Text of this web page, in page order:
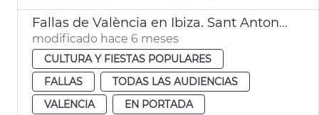
Fallas de València en Ibiza. Sant Antoni de Portmany
modificado hace 6 meses
CULTURA Y FIESTAS POPULARES
FALLAS
TODAS LAS AUDIENCIAS
VALENCIA
EN PORTADA